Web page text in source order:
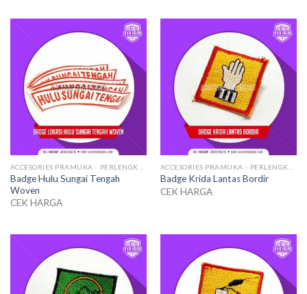
Badge Hulu Sungai Tengah
Woven
CEK HARGA
Badge Krida Lantas Bordir
CEK HARGA